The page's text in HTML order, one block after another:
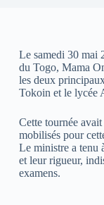
Le samedi 30 mai
du Togo, Mama
les deux
Tokoin et le lycée
Cette tournée
mobilisés pour
Le ministre a tenu
et leur rigueur,
examens.